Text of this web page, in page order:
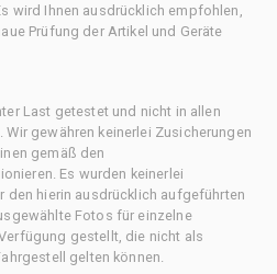
wird Ihnen ausdrücklich empfohlen,
Prüfung der Artikel und Geräte
Last getestet und nicht in allen
gewähren keinerlei Zusicherungen
gemäß den
Es wurden keinerlei
den hierin ausdrücklich aufgeführten
Fotos für einzelne
gestellt, die nicht als
gelten können.